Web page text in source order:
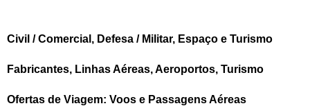
Civil / Comercial, Defesa / Militar, Espaço e Turismo
Fabricantes, Linhas Aéreas, Aeroportos, Turismo
Ofertas de Viagem: Voos e Passagens Aéreas